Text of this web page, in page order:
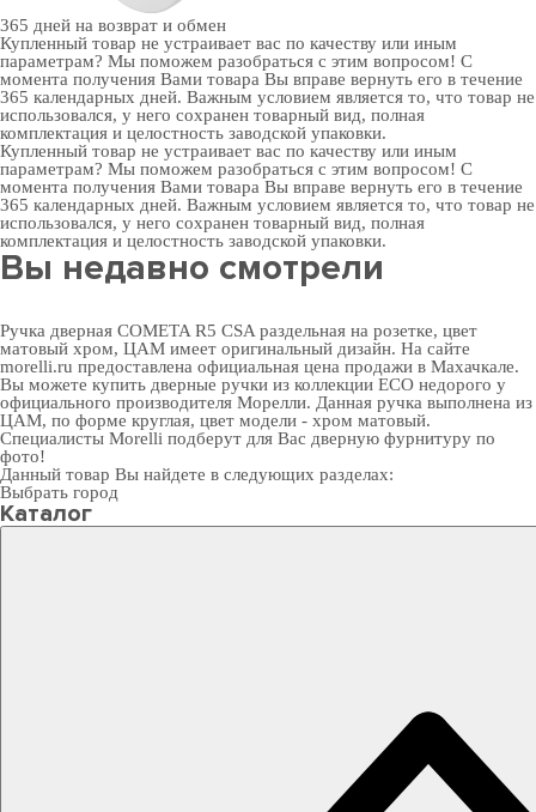
365 дней на возврат и обмен
Купленный товар не устраивает вас по качеству или иным
параметрам? Мы поможем разобраться с этим вопросом! С
момента получения Вами товара Вы вправе вернуть его в течение
365 календарных дней. Важным условием является то, что товар не
использовался, у него сохранен товарный вид, полная
комплектация и целостность заводской упаковки.
Купленный товар не устраивает вас по качеству или иным
параметрам? Мы поможем разобраться с этим вопросом! С
момента получения Вами товара Вы вправе вернуть его в течение
365 календарных дней. Важным условием является то, что товар не
использовался, у него сохранен товарный вид, полная
комплектация и целостность заводской упаковки.
Вы недавно смотрели
Ручка дверная COMETA R5 CSA раздельная на розетке, цвет
матовый хром, ЦАМ имеет оригинальный дизайн. На сайте
morelli.ru предоставлена официальная цена продажи в Махачкале.
Вы можете купить дверные ручки из коллекции ECO недорого у
официального производителя Морелли. Данная ручка выполнена из
ЦАМ, по форме круглая, цвет модели - хром матовый.
Специалисты Morelli подберут для Вас дверную фурнитуру по
фото!
Данный товар Вы найдете в следующих разделах:
Выбрать город
Каталог